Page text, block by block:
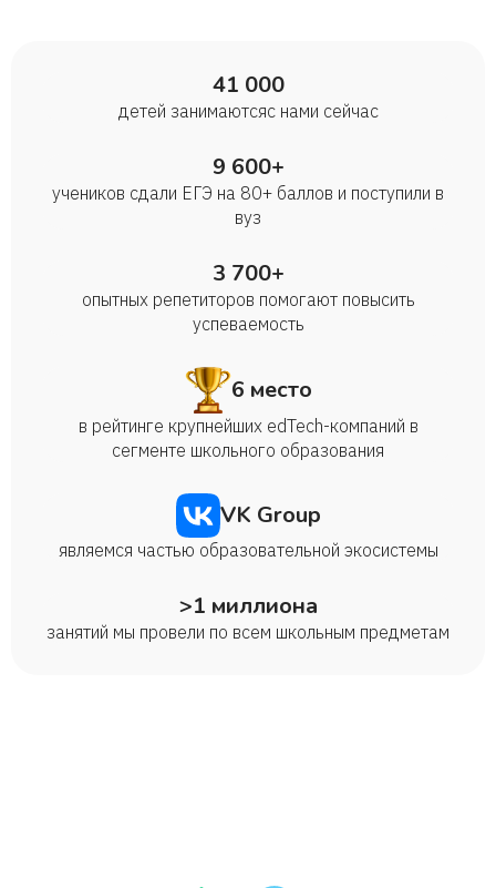
41 000
детей занимаются с нами сейчас
9 600+
учеников сдали ЕГЭ на 80+ баллов и поступили в
вуз
3 700+
опытных репетиторов помогают повысить
успеваемость
6 место
в рейтинге крупнейших edTech-компаний в
сегменте школьного образования
VK Group
являемся частью образовательной экосистемы
>1 миллиона
занятий мы провели по всем школьным предметам